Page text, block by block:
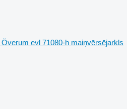
Överum evl 71080-h maiņvērsējarkls